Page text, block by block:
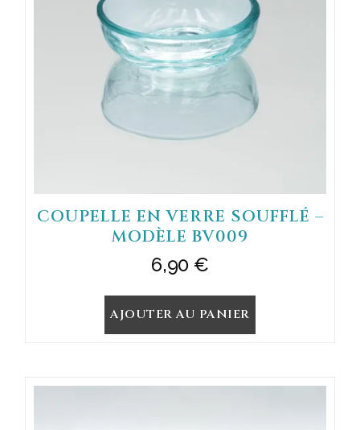
COUPELLE EN VERRE SOUFFLÉ –
MODÈLE BV009
6,90 €
AJOUTER AU PANIER